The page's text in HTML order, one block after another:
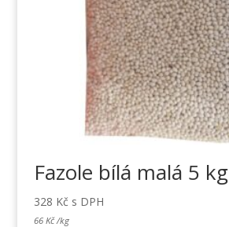
Fazole bílá malá 5 kg
328 Kč s DPH
66 Kč /kg